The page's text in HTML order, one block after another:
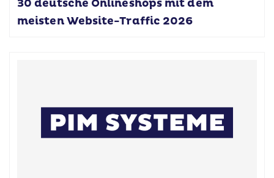
30 deutsche Onlineshops mit dem
meisten Website-Traffic 2026